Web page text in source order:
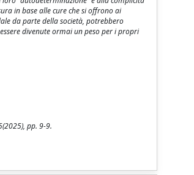
in base alle cure che si offrono ai
da parte della società, potrebbero
divenute ormai un peso per i propri
pp. 9-9.